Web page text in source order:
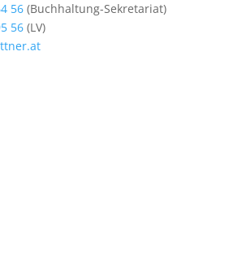
56(Buchhaltung-Sekretariat)
56(LV)